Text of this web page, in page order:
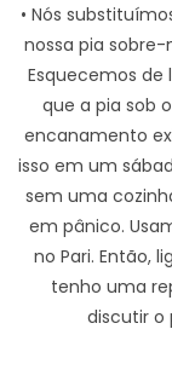
• Nós
nossa pia
Esquecemos
que a pia sob
encanamento
isso em um
sem uma
em pânico.
no Pari. Então,
tenho uma
discutir o